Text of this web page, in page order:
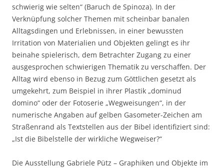
schwierig wie selten“ (Baruch de Spinoza). In der
Verknüpfung solcher Themen mit scheinbar banalen
Alltagsdingen und Erlebnissen, in einer bewussten
Irritation von Materialien und Objekten gelingt es ihr
beinahe spielerisch, dem Betrachter Zugang zu einer
ausgesprochen schwierigen Thematik zu verschaffen. Der
Alltag wird ebenso in Bezug zum Göttlichen gesetzt als
umgekehrt, zum Beispiel in ihrer Plastik „dominud
domino“ oder der Fotoserie „Wegweisungen“, in der
numerische Angaben auf gelben Gasometer-Zeichen am
Straßenrand als Textstellen aus der Bibel identifiziert sind:
„Ist die Bibelstelle der wirkliche Wegweiser?“
Die Ausstellung Gabriele Pütz – Graphiken und Objekte im